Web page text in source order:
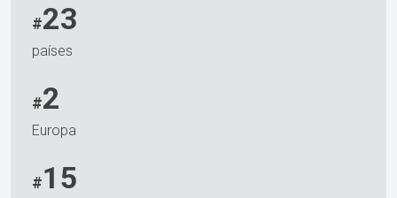
#23
países
#2
Europa
#15